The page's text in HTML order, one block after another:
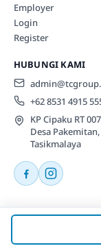
Employer
Login
Register
HUBUNGI KAMI
+62 8531 4915
KP Cipaku RT
Desa
Tasikmalaya
©